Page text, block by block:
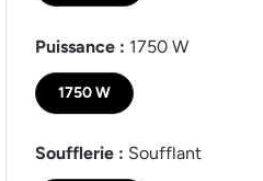
Puissance : 1750 W
1750 W
Soufflerie : Soufflant